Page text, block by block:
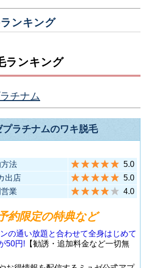
ンキング
ランキング
チナム
プラチナムのワキ脱毛
法
5.0
出店
5.0
業
4.0
約限定の特典など
の通い放題と合わせて全身はじめて
50円! 【勧誘・追加料金など一切無